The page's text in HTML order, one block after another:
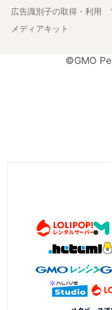
広告識別子の取得・利用
メディアキット
©GMO